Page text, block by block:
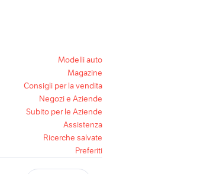
Modelli auto
Magazine
Consigli per la vendita
Negozi e Aziende
Subito per le Aziende
Assistenza
Ricerche salvate
Preferiti